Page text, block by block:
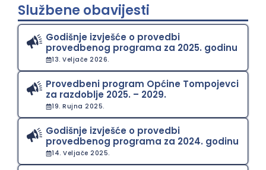
Službene obavijesti
Godišnje izvješće o provedbi
provedbenog programa za 2025. godinu
13. Veljače 2026.
Provedbeni program Općine Tompojevci
za razdoblje 2025. – 2029.
19. Rujna 2025.
Godišnje izvješće o provedbi
provedbenog programa za 2024. godinu
14. Veljače 2025.